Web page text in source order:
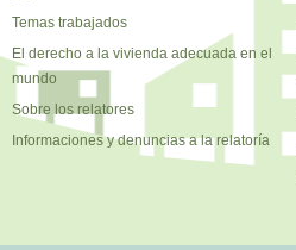
Temas trabajados
El derecho a la vivienda adecuada en el
mundo
Sobre los relatores
Informaciones y denuncias a la relatoría